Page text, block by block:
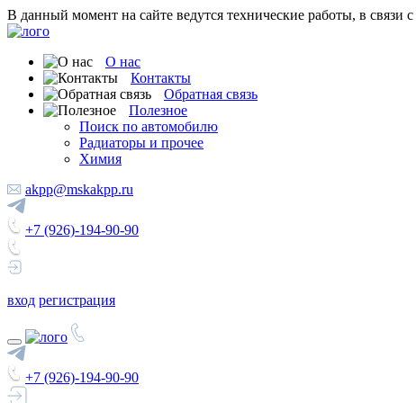
В данный момент на сайте ведутся технические работы, в связи
О нас
Контакты
Обратная связь
Полезное
Поиск по автомобилю
Радиаторы и прочее
Химия
akpp@mskakpp.ru
+7 (926)-194-90-90
вход регистрация
+7 (926)-194-90-90